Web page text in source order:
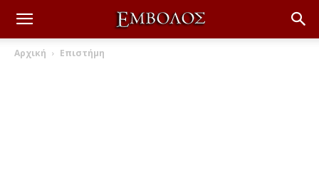
Αρχική Επιστήμη